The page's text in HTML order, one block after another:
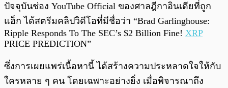
ปัจจุบันช่อง YouTube Official ของศาลฎีกาอินเดียที่ถูก
แฮ็ก ได้สตรีมคลิปวิดีโอที่มีชื่อว่า “Brad Garlinghouse:
Ripple Responds To The SEC’s $2 Billion Fine! XRP
PRICE PREDICTION”
ซึ่งการเผยแพร่เนื้อหานี้ ได้สร้างความประหลาดใจให้กับ
ใครหลาย ๆ คน โดยเฉพาะอย่างยิ่ง เมื่อพิจารณาถึง